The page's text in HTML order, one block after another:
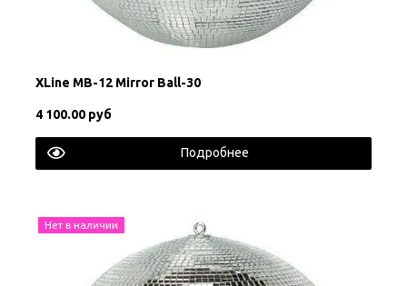
XLine MB-12 Mirror Ball-30
4 100.00 руб
Подробнее
Нет в наличии